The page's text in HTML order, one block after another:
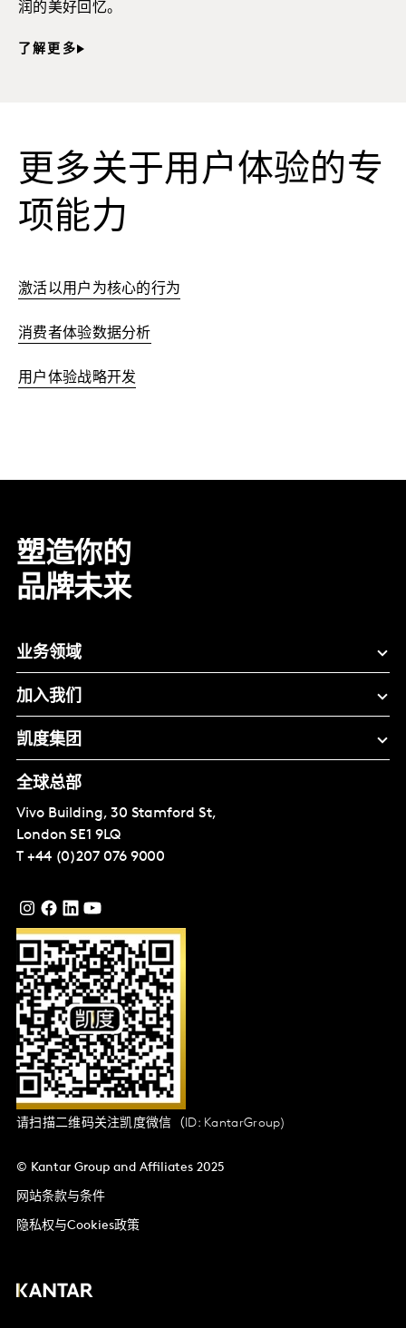
润的美好回忆。
了解更多
更多关于用户体验的专
项能力
激活以用户为核心的行为
消费者体验数据分析
用户体验战略开发
塑造你的
品牌未来
业务领域
加入我们
凯度集团
全球总部
Vivo Building, 30 Stamford St,
London SE1 9LQ
T +44 (0)207 076 9000
请扫描二维码关注凯度微信（ID: KantarGroup)
© Kantar Group and Affiliates 2025
网站条款与条件
隐私权与Cookies政策